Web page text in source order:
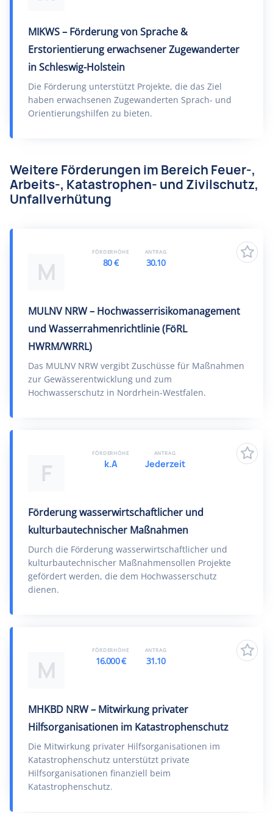
MIKWS – Förderung von Sprache &
Erstorientierung erwachsener Zugewanderter
in Schleswig-Holstein
Die Förderung unterstützt Projekte, die das Ziel
haben erwachsenen Zugewanderten Sprach- und
Orientierungshilfen zu bieten.
Weitere Förderungen im Bereich Feuer-,
Arbeits-, Katastrophen- und Zivilschutz,
Unfallverhütung
M
MULNV NRW – Hochwasserrisikomanagement
und Wasserrahmenrichtlinie (FöRL
HWRM/WRRL)
Das MULNV NRW vergibt Zuschüsse für Maßnahmen
zur Gewässerentwicklung und zum
Hochwasserschutz in Nordrhein-Westfalen.
FÖRDERHÖHE
80 €
ANTRAG
30.10
F
Förderung wasserwirtschaftlicher und
kulturbautechnischer Maßnahmen
Durch die Förderung wasserwirtschaftlicher und
kulturbautechnischer Maßnahmensollen Projekte
gefördert werden, die dem Hochwasserschutz
dienen.
FÖRDERHÖHE
k.A
ANTRAG
Jederzeit
M
MHKBD NRW – Mitwirkung privater
Hilfsorganisationen im Katastrophenschutz
Die Mitwirkung privater Hilfsorganisationen im
Katastrophenschutz unterstützt private
Hilfsorganisationen finanziell beim
Katastrophenschutz.
FÖRDERHÖHE
16.000 €
ANTRAG
31.10